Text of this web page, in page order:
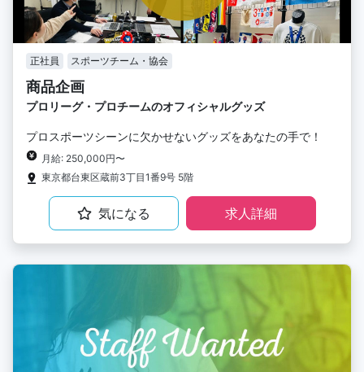
正社員 スポーツチーム・協会
商品企画
プロリーグ・プロチームのオフィシャルグッズ
プロスポーツシーンに欠かせないグッズをあなたの手で！
月給: 250,000円〜
東京都台東区蔵前3丁目1番9号 5階
気になる 求人詳細